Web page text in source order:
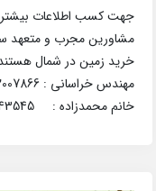
جهت کسب اطلاعات بیشتر
مشاورین مجرب و متعهد
خرید زمین در شمال
مهندس خراسانی : 09112007866
خانم محمدزاده : 09119143545